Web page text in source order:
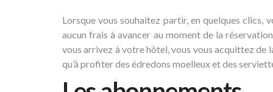
Lorsque vous souhaitez partir, en quelques clics,
aucun frais à avancer au moment de la
vous arrivez à votre hôtel, vous vous acquittez de
qu’à profiter des édredons moelleux et des